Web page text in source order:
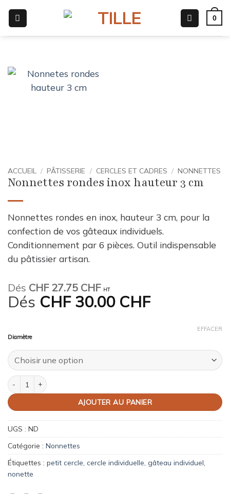
contenu
0
ACCUEIL / PÂTISSERIE / CERCLES ET CADRES / NONNETTES
Nonnettes rondes inox hauteur 3 cm
Nonnettes rondes en inox, hauteur 3 cm, pour la
confection de vos gâteaux individuels.
Conditionnement par 6 pièces. Outil indispensable
du pâtissier artisan.
Dés CHF27.75 CHF HT
Dés CHF30.00 CHF
Diamètre
EFFACER
quantité de Nonnettes rondes inox hauteur 3 cm
AJOUTER AU PANIER
UGS : ND
Catégorie : Nonnettes
Étiquettes : petit cercle cercle individuelle gâteau individuel
nonette